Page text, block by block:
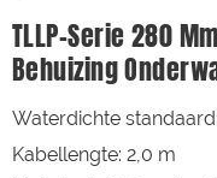
TLLP-Serie 280
Behuizing
Waterdichte
Kabellengte: 2,0 m